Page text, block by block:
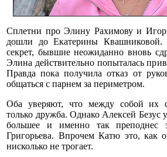
Сплетни про Элину Рахимову и
дошли до Екатерины
секрет, бывшие неожиданно вновь
Элина действительно попыталась
Правда пока получила отказ от
общаться с парнем за периметром.
Оба уверяют, что между собой их
только дружба. Однако Алексей Безус
большее и именно так преподнес
Григорьева. Впрочем Катю это, как
нисколько не трогает.